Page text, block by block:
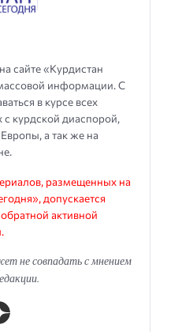
сайте «Курдистан
информации. С
в курсе всех
с курдской диаспорой,
а так же на
размещенных на
допускается
активной
не совпадать с мнением